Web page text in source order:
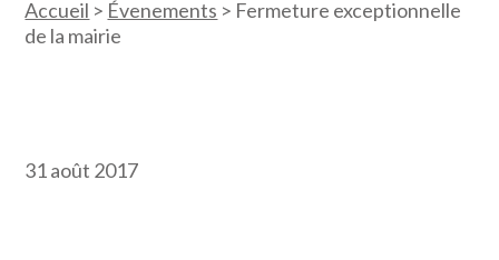
Accueil > Évenements > Fermeture exceptionnelle
de la mairie
31 août 2017